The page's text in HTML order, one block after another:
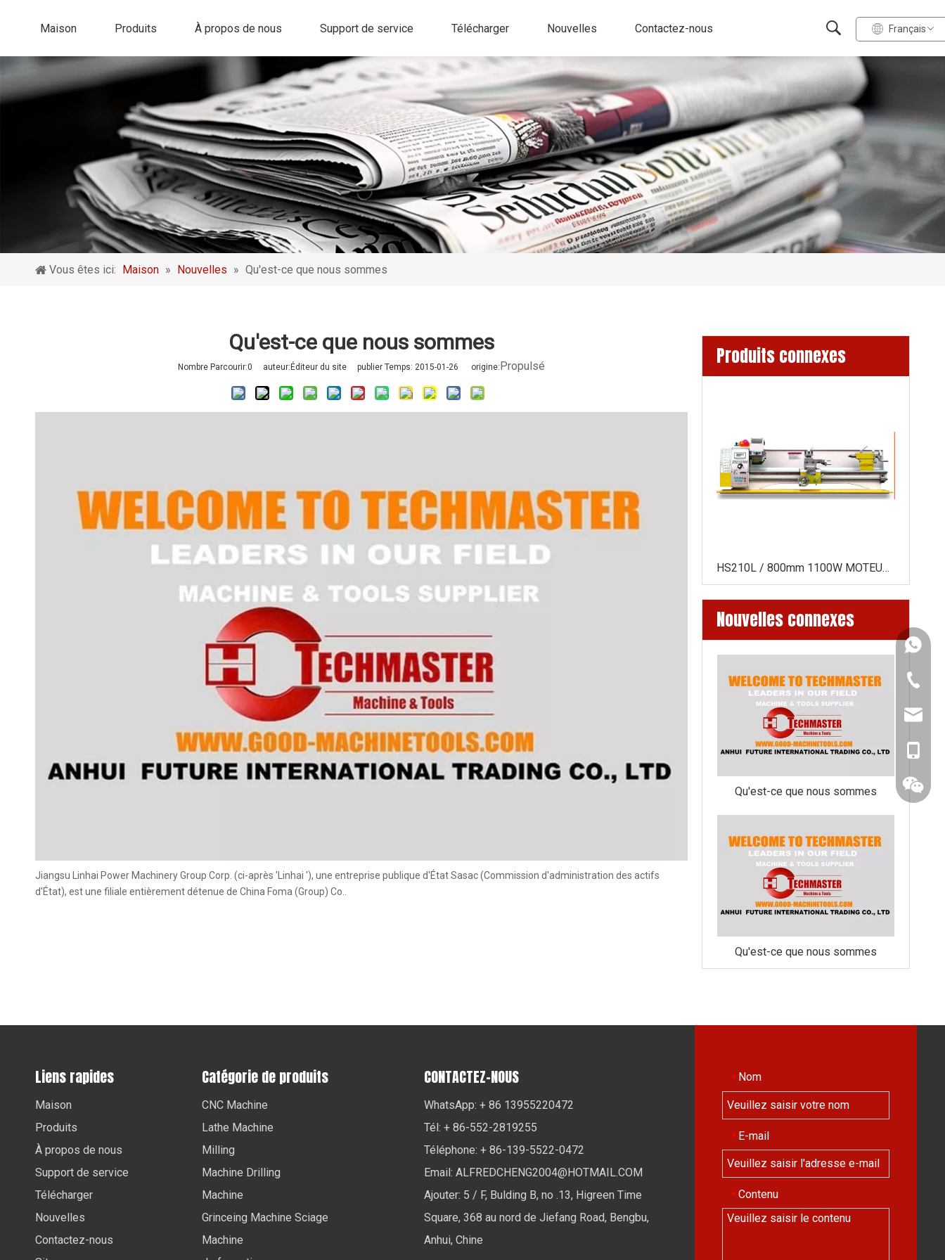
Maison Produits À propos de nous Support de service Télécharger Nouvelles Contactez-nous Français
Vous êtes ici: Maison » Nouvelles » Qu'est-ce que nous sommes
Qu'est-ce que nous sommes
Nombre Parcourir:0 auteur:Éditeur du site publier Temps: 2015-01-26 origine:Propulsé
Jiangsu Linhai Power Machinery Group Corp. (ci-après 'Linhai '), une entreprise publique d'État Sasac (Commission d'administration des actifs
d'État), est une filiale entièrement détenue de China Foma (Group) Co..
Produits connexes
HS210L / 800mm 1100W MOTEUR sans balay
Nouvelles connexes
Qu'est-ce que nous sommes
Qu'est-ce que nous sommes
Liens rapides
Maison
Produits
À propos de nous
Support de service
Télécharger
Nouvelles
Contactez-nous
Catégorie de produits
CNC Machine
Lathe Machine
Milling
Machine Drilling
Machine
Grinceing Machine Sciage
Machine
+ 86
+ 86-
CONTACTEZ-NOUS
WhatsApp: + 86 13955220472
Tél: + 86-552-2819255
Téléphone: + 86-139-5522-0472
Email: ALFREDCHENG2004@HOTMAIL.COM
Ajouter: 5 / F, Bulding B, no .13, Higreen Time
Square, 368 au nord de Jiefang Road, Bengbu,
Anhui, Chine
* Nom
* E-mail
* Contenu